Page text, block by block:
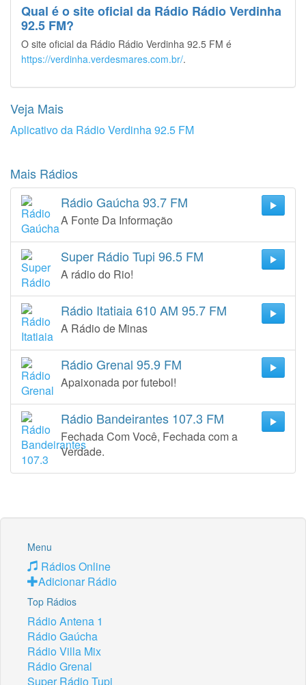
Qual é o site oficial da Rádio Rádio Verdinha
92.5 FM?
O site oficial da Rádio Rádio Verdinha 92.5 FM é
https://verdinha.verdesmares.com.br/.
Veja Mais
Aplicativo da Rádio Verdinha 92.5 FM
Mais Rádios
Rádio Gaúcha 93.7 FM
A Fonte Da Informação
Super Rádio Tupi 96.5 FM
A rádio do Rio!
Rádio Itatiaia 610 AM 95.7 FM
A Rádio de Minas
Rádio Grenal 95.9 FM
Apaixonada por futebol!
Rádio Bandeirantes 107.3 FM
Fechada Com Você, Fechada com a
Verdade.
Menu
Rádios Online
Adicionar Rádio
Top Rádios
Rádio Antena 1
Rádio Gaúcha
Rádio Villa Mix
Rádio Grenal
Super Rádio Tupi